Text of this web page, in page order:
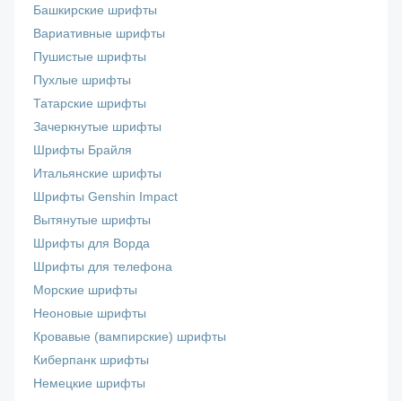
Башкирские шрифты
Вариативные шрифты
Пушистые шрифты
Пухлые шрифты
Татарские шрифты
Зачеркнутые шрифты
Шрифты Брайля
Итальянские шрифты
Шрифты Genshin Impact
Вытянутые шрифты
Шрифты для Ворда
Шрифты для телефона
Морские шрифты
Неоновые шрифты
Кровавые (вампирские) шрифты
Киберпанк шрифты
Немецкие шрифты